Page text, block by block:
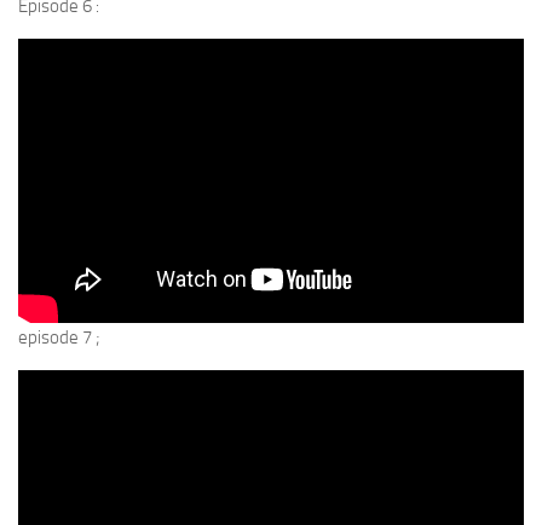
Episode 6 :
episode 7 ;